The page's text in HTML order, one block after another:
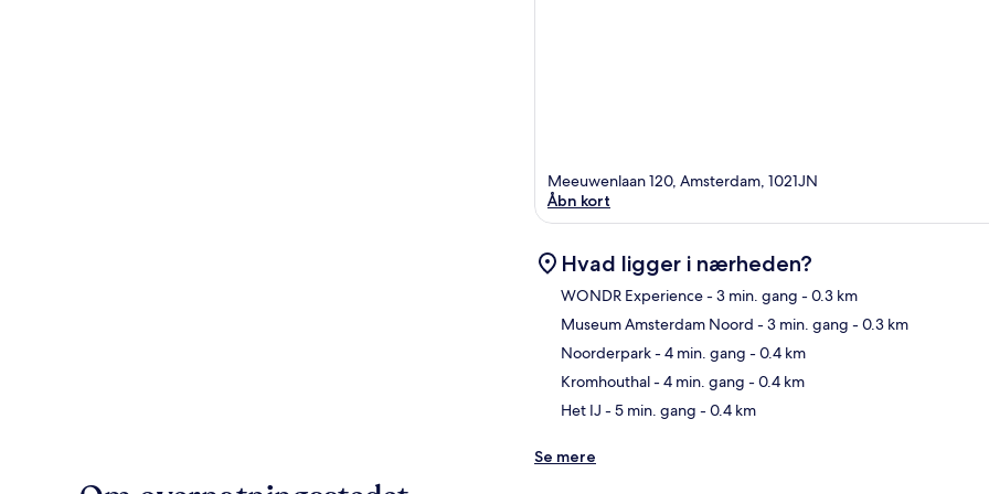
Meeuwenlaan 120, Amsterdam, 1021JN
Åbn kort
Hvad ligger i nærheden?
WONDR Experience- 3 min. gang - 0.3 km
Museum Amsterdam Noord - 3 min. gang - 0.3 km
Noorderpark- 4 min. gang - 0.4 km
Kromhouthal- 4 min. gang - 0.4 km
Het IJ - 5 min. gang - 0.4 km
Se mere